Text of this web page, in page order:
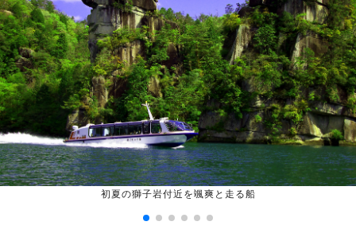
初夏の獅子岩付近を颯爽と走る船